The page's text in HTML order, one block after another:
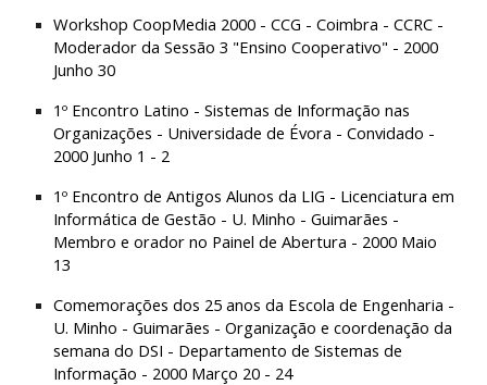
Workshop CoopMedia 2000 - CCG - Coimbra - CCRC -
Moderador da Sessão 3 "Ensino Cooperativo" - 2000
Junho 30
1º Encontro Latino - Sistemas de Informação nas
Organizações - Universidade de Évora - Convidado -
2000 Junho 1 - 2
1º Encontro de Antigos Alunos da LIG - Licenciatura em
Informática de Gestão - U. Minho - Guimarães -
Membro e orador no Painel de Abertura - 2000 Maio
13
Comemorações dos 25 anos da Escola de Engenharia -
U. Minho - Guimarães - Organização e coordenação da
semana do DSI - Departamento de Sistemas de
Informação - 2000 Março 20 - 24